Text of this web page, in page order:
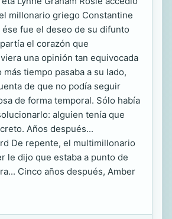
millonario griego Constantine
fue el deseo de su difunto
el corazón que
una opinión tan equivocada
más tiempo pasaba a su lado,
de que no podía seguir
de forma temporal. Sólo había
alguien tenía que
Años después...
De repente, el multimillonario
le dijo que estaba a punto de
Cinco años después, Amber